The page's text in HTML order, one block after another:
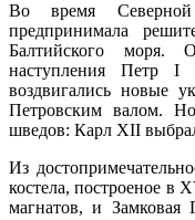
Во время
предпринимала
Балтийского
наступления Петр
воздвигались новые
Петровским валом.
шведов: Карл XII
Из
костела,построеное в
магнатов, и Замковая